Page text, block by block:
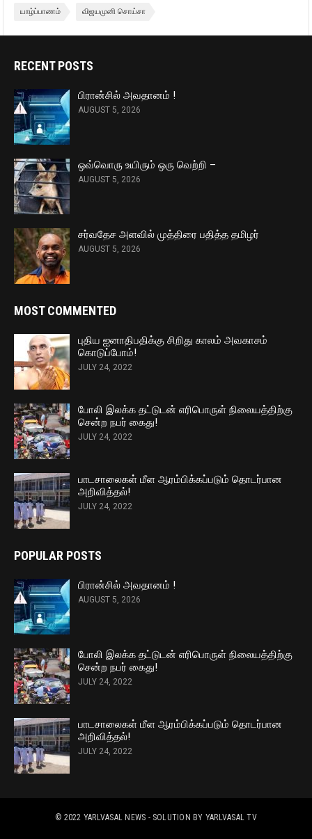
யாழ்ப்பாணம் விஜயமுனி சொய்சா
RECENT POSTS
பிரான்சில் அவதானம் !
AUGUST 5, 2026
ஒவ்வொரு உயிரும் ஒரு வெற்றி –
AUGUST 5, 2026
சர்வதேச அளவில் முத்திரை பதித்த தமிழர்
AUGUST 5, 2026
MOST COMMENTED
புதிய ஐனாதிபதிக்கு சிறிது காலம் அவகாசம்
கொடுப்போம்!
JULY 24, 2022
போலி இலக்க தட்டுடன் எரிபொருள் நிலையத்திற்கு
சென்ற நபர் கைது!
JULY 24, 2022
பாடசாலைகள் மீள ஆரம்பிக்கப்படும் தொடர்பான
அறிவித்தல்!
JULY 24, 2022
POPULAR POSTS
பிரான்சில் அவதானம் !
AUGUST 5, 2026
போலி இலக்க தட்டுடன் எரிபொருள் நிலையத்திற்கு
சென்ற நபர் கைது!
JULY 24, 2022
பாடசாலைகள் மீள ஆரம்பிக்கப்படும் தொடர்பான
அறிவித்தல்!
JULY 24, 2022
© 2022 YARLVASAL NEWS - SOLUTION BY YARLVASAL TV